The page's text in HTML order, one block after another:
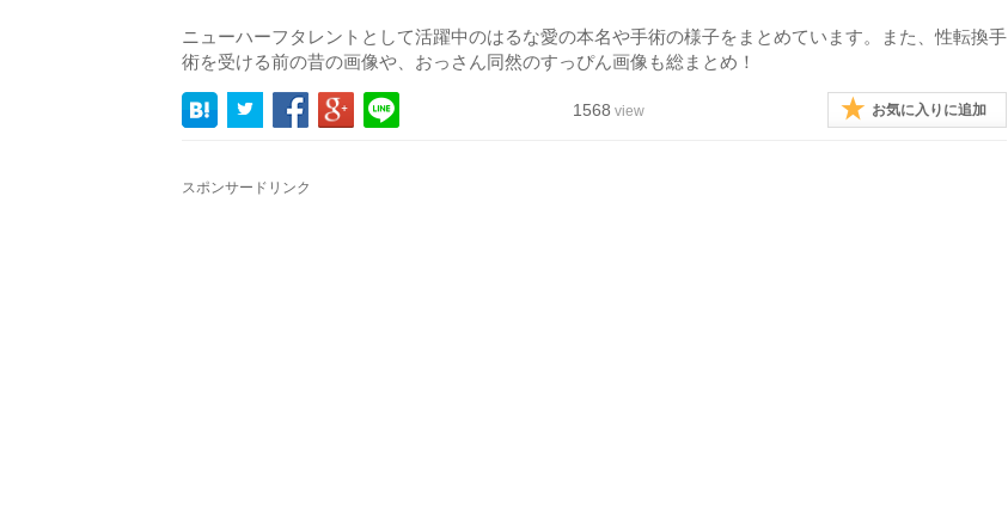
ニューハーフタレントとして活躍中のはるな愛の本名や手術の様子をまとめています。また、性転換手
術を受ける前の昔の画像や、おっさん同然のすっぴん画像も総まとめ！
1568 view お気に入りに追加
スポンサードリンク